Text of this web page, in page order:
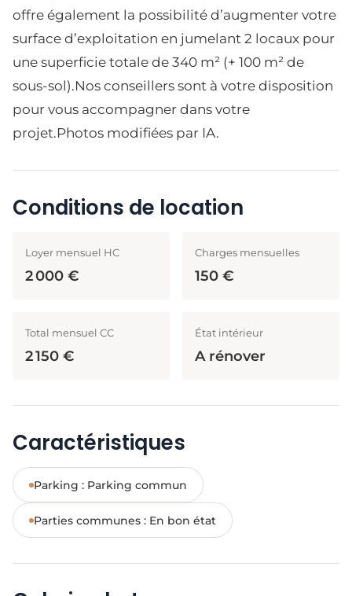
offre également la possibilité d’augmenter votre
surface d’exploitation en jumelant 2 locaux pour
une superficie totale de 340 m² (+ 100 m² de
sous-sol).Nos conseillers sont à votre disposition
pour vous accompagner dans votre
projet.Photos modifiées par IA.
Conditions de location
Loyer mensuel HC
2 000 €
Charges mensuelles
150 €
Total mensuel CC
2 150 €
État intérieur
A rénover
Caractéristiques
Parking : Parking commun
Parties communes : En bon état